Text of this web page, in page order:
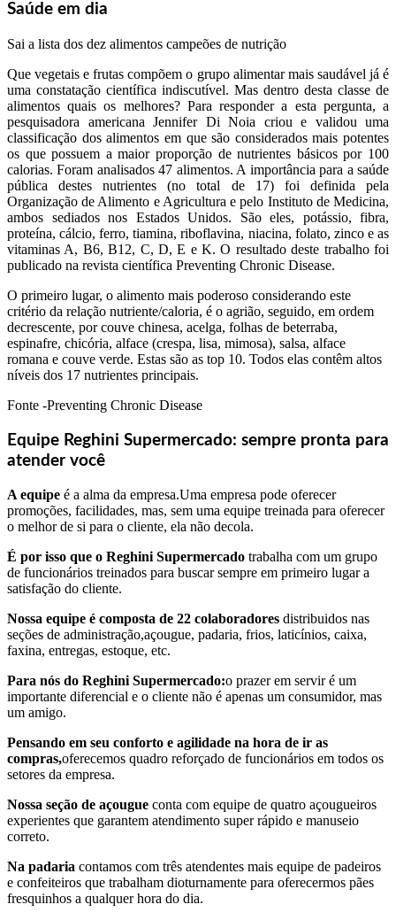
Saúde em dia
Sai a lista dos dez alimentos campeões de nutrição
Que vegetais e frutas compõem o grupo alimentar mais saudável já é
uma constatação científica indiscutível. Mas dentro desta classe de
alimentos quais os melhores? Para responder a esta pergunta, a
pesquisadora americana Jennifer Di Noia criou e validou uma
classificação dos alimentos em que são considerados mais potentes
os que possuem a maior proporção de nutrientes básicos por 100
calorias. Foram analisados 47 alimentos. A importância para a saúde
pública destes nutrientes (no total de 17) foi definida pela
Organização de Alimento e Agricultura e pelo Instituto de Medicina,
ambos sediados nos Estados Unidos. São eles, potássio, fibra,
proteína, cálcio, ferro, tiamina, riboflavina, niacina, folato, zinco e as
vitaminas A, B6, B12, C, D, E e K. O resultado deste trabalho foi
publicado na revista científica Preventing Chronic Disease.
O primeiro lugar, o alimento mais poderoso considerando este
critério da relação nutriente/caloria, é o agrião, seguido, em ordem
decrescente, por couve chinesa, acelga, folhas de beterraba,
espinafre, chicória, alface (crespa, lisa, mimosa), salsa, alface
romana e couve verde. Estas são as top 10. Todos elas contêm altos
níveis dos 17 nutrientes principais.
Fonte -Preventing Chronic Disease
Equipe Reghini Supermercado: sempre pronta para
atender você
A equipe é a alma da empresa.Uma empresa pode oferecer
promoções, facilidades, mas, sem uma equipe treinada para oferecer
o melhor de si para o cliente, ela não decola.
É por isso que o Reghini Supermercado trabalha com um grupo
de funcionários treinados para buscar sempre em primeiro lugar a
satisfação do cliente.
Nossa equipe é composta de 22 colaboradores distribuidos nas
seções de administração,açougue, padaria, frios, laticínios, caixa,
faxina, entregas, estoque, etc.
Para nós do Reghini Supermercado:o prazer em servir é um
importante diferencial e o cliente não é apenas um consumidor, mas
um amigo.
Pensando em seu conforto e agilidade na hora de ir as
compras,oferecemos quadro reforçado de funcionários em todos os
setores da empresa.
Nossa seção de açougue conta com equipe de quatro açougueiros
experientes que garantem atendimento super rápido e manuseio
correto.
Na padaria contamos com três atendentes mais equipe de padeiros
e confeiteiros que trabalham dioturnamente para oferecermos pães
fresquinhos a qualquer hora do dia.